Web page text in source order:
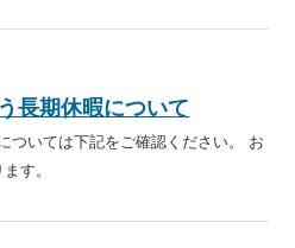
長期休暇について
ついては下記をご確認ください。 お
ます。